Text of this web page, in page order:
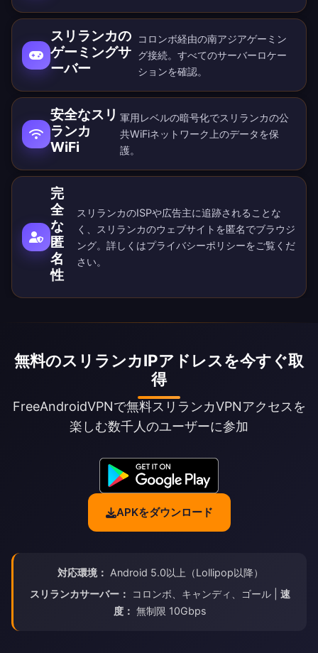
スリランカの
ゲーミングサ
ーバー
コロンボ経由の南アジアゲーミン
グ接続。すべてのサーバーロケー
ションを確認。
安全なスリ
ランカ
WiFi
軍用レベルの暗号化でスリランカの公
共WiFiネットワーク上のデータを保
護。
完
全
な
匿
名
性
スリランカのISPや広告主に追跡されることな
く、スリランカのウェブサイトを匿名でブラウジ
ング。詳しくはプライバシーポリシーをご覧くだ
さい。
無料のスリランカIPアドレスを今すぐ取
得
FreeAndroidVPNで無料スリランカVPNアクセスを
楽しむ数千人のユーザーに参加
APKをダウンロード
対応環境： Android 5.0以上（Lollipop以降）
スリランカサーバー：
コロンボ、キャンディ、ゴール | 速
度： 無制限 10Gbps